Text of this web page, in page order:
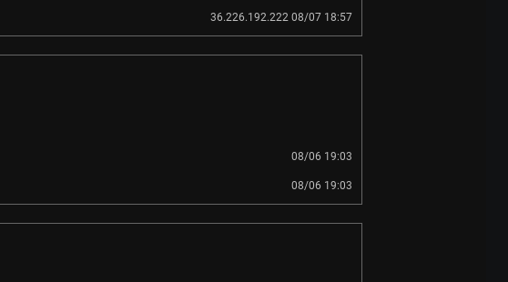
36.226.192.222 08/07 18:57
08/06 19:03
08/06 19:03